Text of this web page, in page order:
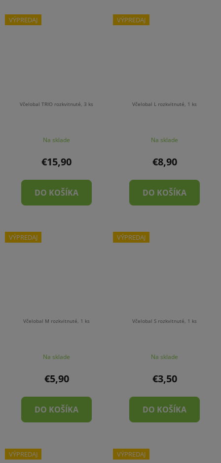
VÝPREDAJ
Včelobal TRIO rozkvitnuté, 3 ks
Na sklade
€15,90
DO KOŠÍKA
VÝPREDAJ
Včelobal L rozkvitnuté, 1 ks
Na sklade
€8,90
DO KOŠÍKA
VÝPREDAJ
Včelobal M rozkvitnuté, 1 ks
Na sklade
€5,90
DO KOŠÍKA
VÝPREDAJ
Včelobal S rozkvitnuté, 1 ks
Na sklade
€3,50
DO KOŠÍKA
VÝPREDAJ VÝPREDAJ